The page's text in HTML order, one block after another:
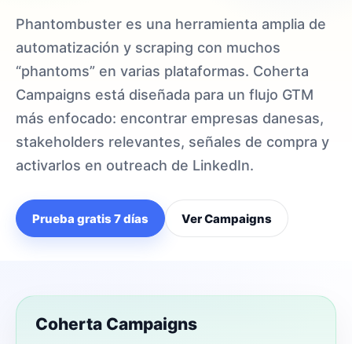
Phantombuster es una herramienta amplia de
automatización y scraping con muchos
“phantoms” en varias plataformas. Coherta
Campaigns está diseñada para un flujo GTM
más enfocado: encontrar empresas danesas,
stakeholders relevantes, señales de compra y
activarlos en outreach de LinkedIn.
Prueba gratis 7 días Ver Campaigns
Coherta Campaigns